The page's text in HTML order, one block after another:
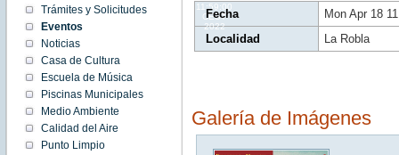
Trámites y Solicitudes
Eventos
Noticias
Casa de Cultura
Escuela de Música
Piscinas Municipales
Medio Ambiente
Calidad del Aire
Punto Limpio
11:59:00
CEST
2022
Fecha
Mon Apr 18
Localidad
La Robla
Galería de Imágenes